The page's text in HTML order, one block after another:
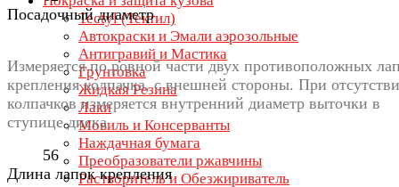
Tectyl (Тектил)
Автокраски и Эмали аэрозольные
Антигравий и Мастика
Грунтовка
Жидкая Резина
Лаки
Мовиль и Консерванты
Наждачная бумага
Преобразователи ржавчины
Растворитель и Обезжириватель
Посадочный диаметр
Измеряется по ровной части двух противоположных
крепления колпачка, с внешней стороны. При
колпачков измеряется внутренний диаметр выточки в
ступице диска
56
Длина лапок крепления